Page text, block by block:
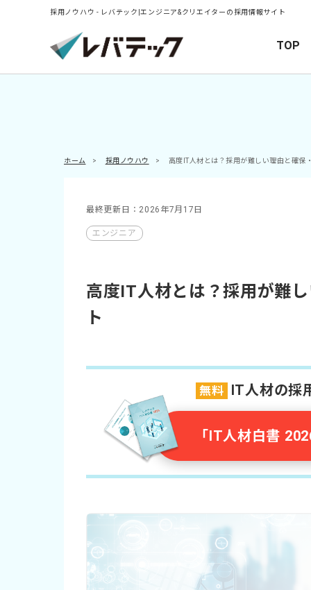
採用ノウハウ - レバテック|エンジニア&クリエイターの採用情報サイト
TOP
ホーム > 採用ノウハウ > 高度IT人材とは？採用が難しい理由と確保
最終更新日：2026年7月17日
エンジニア
高度IT人材とは？採用が難
ト
無料 IT人材の採
「IT人材白書